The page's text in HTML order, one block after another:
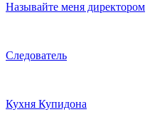
Называйте меня директором
Следователь
Кухня Купидона